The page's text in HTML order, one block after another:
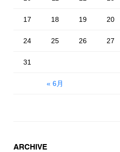
« 6月
17 18 19 20
24 25 26 27
31
ARCHIVE